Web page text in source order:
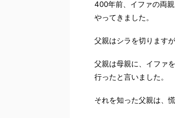
400年前、イファの両
やってきました。
父親はシラを切ります
父親は母親に、イファ
行ったと言いました。
それを知った父親は、